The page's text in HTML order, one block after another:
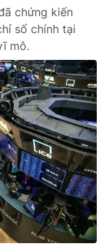
chứng kiến
số chính tại
mô.